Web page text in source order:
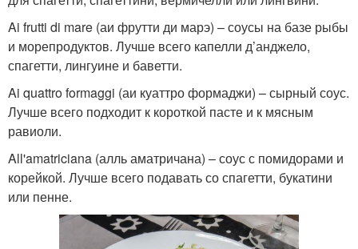
Ai frutti di mare (аи фрутти ди марэ) – соусы на базе рыбы
и морепродуктов. Лучше всего капелли д’анджело,
спагетти, лингуине и баветти.
Ai quattro formaggi (аи куаттро формаджи) – сырный соус.
Лучше всего подходит к короткой пасте и к мясным
равиоли.
All'amatriciana (алль аматричана) – соус с помидорами и
корейкой. Лучше всего подавать со спагетти, букатини
или пенне.